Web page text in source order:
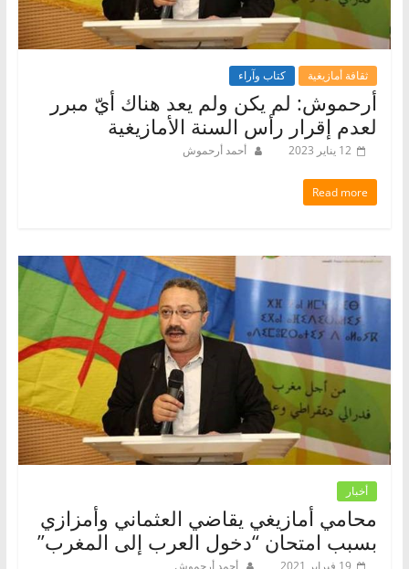
ثقافة أمازيغية كتاب وآراء
أرحموش: لم يكن ولم يعد هناك أيّ مبرر
لعدم إقرار رأس السنة الأمازيغية
12 يناير 2023 أحمد أرحموش
Read more
أخبار
محامي أمازيغي يقاضي العثماني وأمزازي
بسبب امتحان “دخول العرب إلى المغرب”